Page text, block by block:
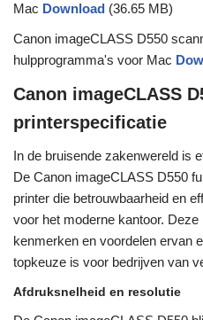
Mac Download (36.65 MB)
Canon imageCLASS D550
hulpprogramma's voor Mac
Canon imageCLASS
printerspecificatie
In de bruisende zakenwereld is
De Canon imageCLASS D550
printer die betrouwbaarheid en
voor het moderne kantoor.
kenmerken en voordelen ervan
topkeuze is voor bedrijven van
Afdruksnelheid en resolutie